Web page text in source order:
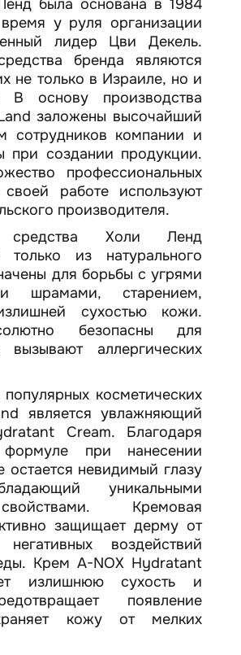
была основана в 1984
у руля организации
лидер Цви Декель.
бренда являются
не только в Израиле, но и
основу производства
заложены высочайший
сотрудников компании и
при создании продукции.
профессиональных
работе используют
производителя.
средства Холи Ленд
только из натурального
для борьбы с угрями
шрамами, старением,
сухостью кожи.
безопасны для
аллергических
косметических
является увлажняющий
Cream. Благодаря
формуле при нанесении
остается невидимый глазу
уникальными
Кремовая
защищает дерму от
воздействий
Крем A-NOX Hydratant
излишнюю сухость и
появление
кожу от мелких